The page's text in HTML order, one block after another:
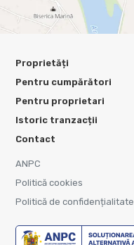
Proprietăți
Pentru cumpărători
Pentru proprietari
Istoric tranzacții
Contact
ANPC
Politică cookies
Politică de confidențialitate